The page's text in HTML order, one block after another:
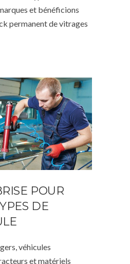
et bénéficions
permanent de vitrages
POUR
DE
véhicules
et matériels